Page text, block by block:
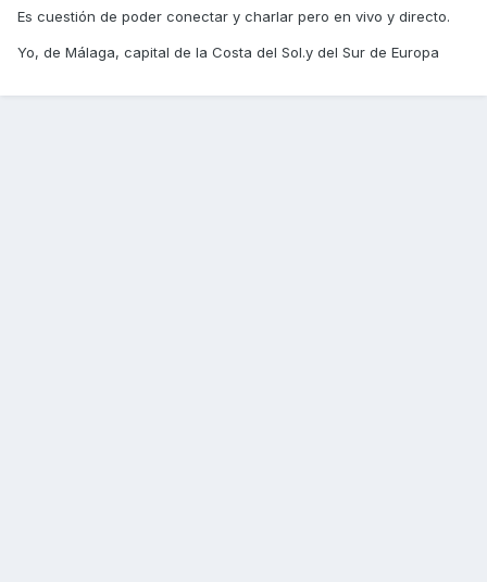
Es cuestión de poder conectar y charlar pero en vivo y directo.
Yo, de Málaga, capital de la Costa del Sol.y del Sur de Europa